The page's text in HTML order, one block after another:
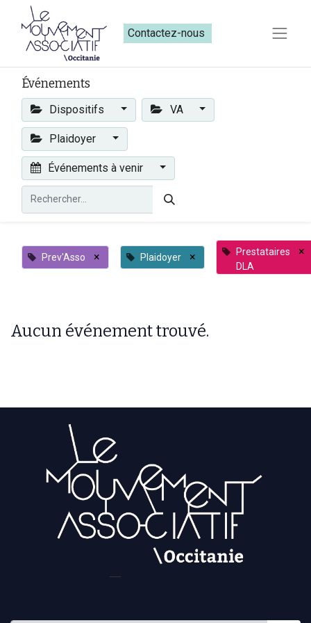
Contactez-nous​​
Événements
Dispositifs VA
Plaidoyer
Événements à venir
Prev'Asso × Plaidoyer ×
Prestataires
DLA
×
Aucun événement trouvé.